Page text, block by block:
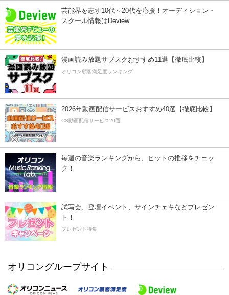
芸能界を志す10代～20代を応援！オーディション・
スクール情報はDeview
漫画読み放題サブスクおすすめ11選【徹底比較】
オリコン顧客満足度ランキング
2026年動画配信サービスおすすめ40選【徹底比較】
CS動画配信サービス20選
毎週の音楽ランキングから、ヒットの推移をチェッ
ク！
試写会、登壇イベント、サインチェキなどプレゼン
ト！
プレゼント特集
オリコングループサイト